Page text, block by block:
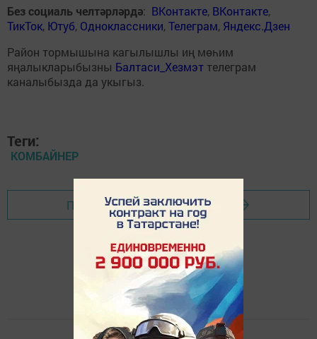
Без социаль челтәрләрдә: ВКонтакте, ВКонтакте,
ТикТок, Ютуб, Одноклассники,Телеграм, Яндекс.Дзен
Район тормышына кагылышлы иң мөһим
яңалыкларыбызны Балтаси_Хезмэт телеграм
каналыбызда да укыгыз.
Теги:
КОМБАЙНЕР
Перейти на страницу новости